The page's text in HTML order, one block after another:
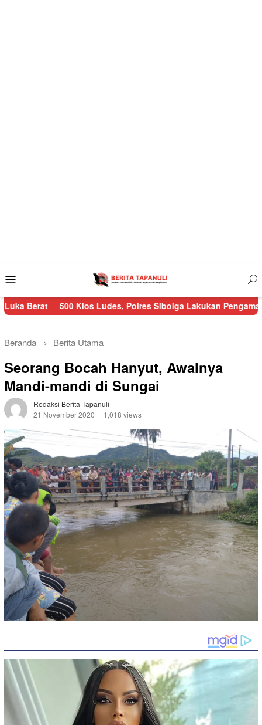
Mobile
500 Kios Ludes, Polres Sibolga Lakukan Pengamanan
Beranda Berita Utama
Seorang Bocah Hanyut, Awalnya
Mandi-mandi di Sungai
Redaksi Berita Tapanuli
21 November 2020
1,018 views